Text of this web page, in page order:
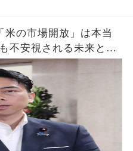
米の市場開放」は本当
不安視される未来と